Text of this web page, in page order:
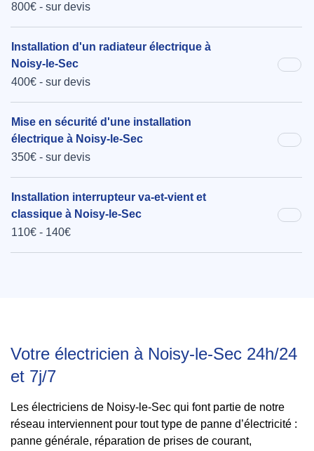
800€ - sur devis
Installation d'un radiateur électrique à
Noisy-le-Sec
400€ - sur devis
Mise en sécurité d'une installation
électrique à Noisy-le-Sec
350€ - sur devis
Installation interrupteur va-et-vient et
classique à Noisy-le-Sec
110€ - 140€
Votre électricien à Noisy-le-Sec 24h/24
et 7j/7
Les électriciens de Noisy-le-Sec qui font partie de notre
réseau interviennent pour tout type de panne d’électricité :
panne générale, réparation de prises de courant,